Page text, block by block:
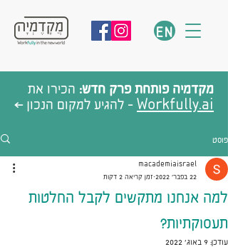
EN
מקדמיה פותחת פרק חדש: הכירו את
Workfully.ai- להגיע למקום הנכון >
פוסט
למה אנחנו מתקשים לקבל החלטות
תעסוקתיות?
macademiaisrael
22 בפבר׳ 2022
זמן קריאה 2 דקות
עודכן:9 באוג׳ 2022